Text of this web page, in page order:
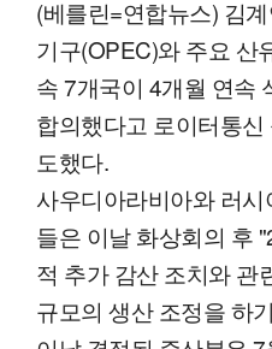
(베를린=연합뉴스) 김
기구(OPEC)와 주요 산
속 7개국이 4개월 연속
합의했다고 로이터통
도했다.
사우디아라비아와 러
들은 이날 화상회의 후
적 추가 감산 조치와 관
규모의 생산 조정을 하